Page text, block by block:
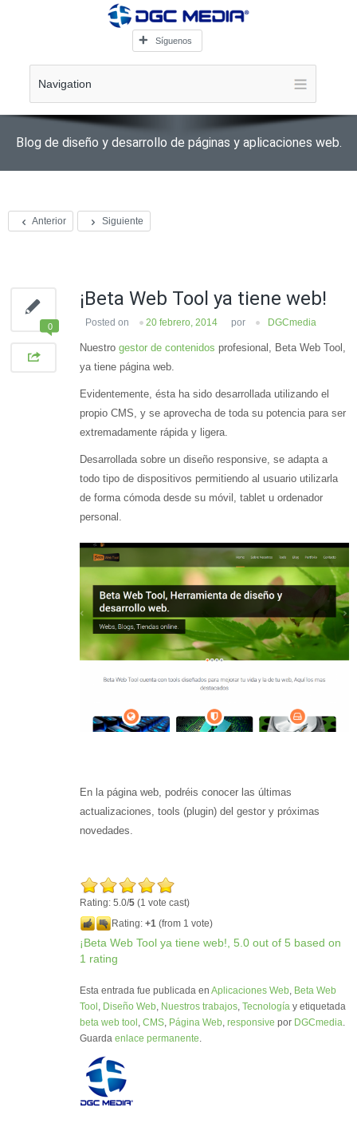
Síguenos
Navigation
Blog de diseño y desarrollo de páginas y aplicaciones web.
Anterior Siguiente
0
¡Beta Web Tool ya tiene web!
Posted on 20 febrero, 2014 por DGCmedia
Nuestro gestor de contenidos profesional, Beta Web Tool,
ya tiene página web.
Evidentemente, ésta ha sido desarrollada utilizando el
propio CMS, y se aprovecha de toda su potencia para ser
extremadamente rápida y ligera.
Desarrollada sobre un diseño responsive, se adapta a
todo tipo de dispositivos permitiendo al usuario utilizarla
de forma cómoda desde su móvil, tablet u ordenador
personal.
En la página web, podréis conocer las últimas
actualizaciones, tools (plugin) del gestor y próximas
novedades.
Rating: 5.0/5 (1 vote cast)
Rating: +1 (from 1 vote)
¡Beta Web Tool ya tiene web!, 5.0 out of 5 based on
1 rating
Esta entrada fue publicada en Aplicaciones Web, Beta Web
Tool , Diseño Web, Nuestros trabajos, Tecnología y etiquetada
beta web tool , CMS, Página Web, responsive por DGCmedia.
Guarda enlace permanente.